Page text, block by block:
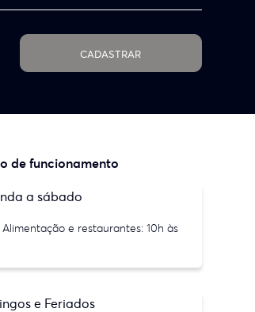
CADASTRAR
de funcionamento
a sábado
Alimentação e restaurantes: 10h às
e Feriados